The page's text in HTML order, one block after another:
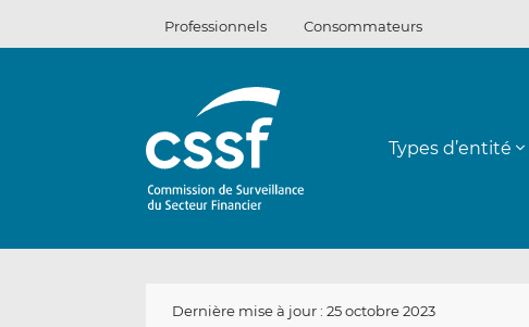
contenu
Professionnels Consommateurs
Types d’entité
Dernière mise à jour : 25 octobre 2023